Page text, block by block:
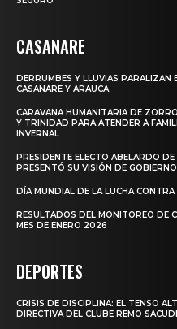
CASANARE
DERRUMBES Y LLUVIAS PARALIZAN
CASANARE Y ARAUCA
CARAVANA HUMANITARIA DE
Y TRINIDAD PARA ATENDER A
INVERNAL
PRESIDENTE ELECTO ABELARDO
PRESENTÓ SU VISIÓN DE
DÍA MUNDIAL DE LA LUCHA
RESULTADOS DEL MONITOREO DE
MES DE ENERO 2026
DEPORTES
CRISIS DE DISCIPLINA: EL TENSO
DIRECTIVA DEL CLUBE REMO